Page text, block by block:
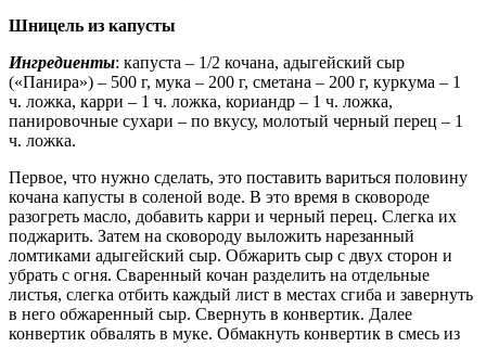
Шницель из капусты
Ингредиенты: капуста – 1/2 кочана, адыгейский сыр
(«Панира») – 500 г, мука – 200 г, сметана – 200 г, куркума – 1
ч. ложка, карри – 1 ч. ложка, кориандр – 1 ч. ложка,
панировочные сухари – по вкусу, молотый черный перец – 1
ч. ложка.
Первое, что нужно сделать, это поставить вариться половину
кочана капусты в соленой воде. В это время в сковороде
разогреть масло, добавить карри и черный перец. Слегка их
поджарить. Затем на сковороду выложить нарезанный
ломтиками адыгейский сыр. Обжарить сыр с двух сторон и
убрать с огня. Сваренный кочан разделить на отдельные
листья, слегка отбить каждый лист в местах сгиба и завернуть
в него обжаренный сыр. Свернуть в конвертик. Далее
конвертик обвалять в муке. Обмакнуть конвертик в смесь из